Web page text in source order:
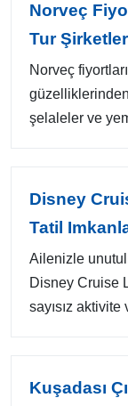
Norveç
Tur
Norveç
şelaleler ve
Disney
Tatil
Ailenizle
Disney Cruise
sayısız
Kuşadası